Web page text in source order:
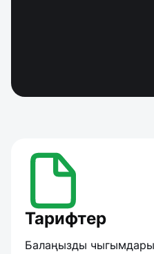
Тарифтер
Балаңызды